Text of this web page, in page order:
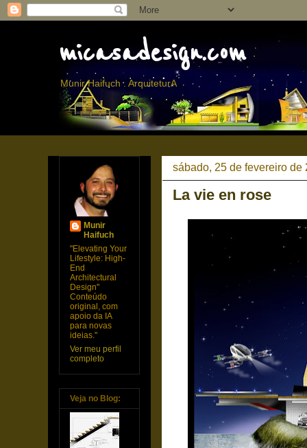
micasadesign.com
Munir Haifuch . ArquiteturA
sábado, 25 de fevereiro de
La vie en rose
Munir
Haifuch
"Elevating Your
Lifestyle: High-
End
Architectural
Design"
Conteúdo
original, com
apoio da IA
para novas
ideias."
Ver meu perfil
completo
Veja no Blog: